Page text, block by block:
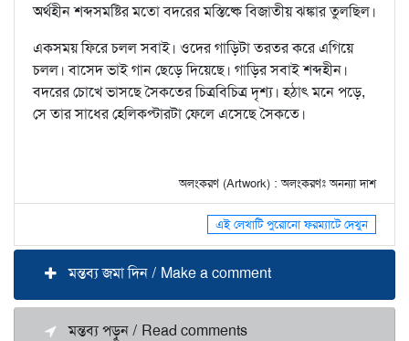
অর্থহীন শব্দসমষ্টির মতো বদরের মস্তিষ্কে বিজাতীয় ঝঙ্কার তুলছিল।
একসময় ফিরে চলল সবাই। ওদের গাড়িটা তরতর করে এগিয়ে
চলল। বাসেদ ভাই গান ছেড়ে দিয়েছে। গাড়ির সবাই শব্দহীন।
বদরের চোখে ভাসছে সৈকতের চিত্রবিচিত্র দৃশ্য। হঠাৎ মনে পড়ে,
সে তার সাধের হেলিকপ্টারটা ফেলে এসেছে সৈকতে।
অলংকরণ (Artwork) : অলংকরণঃ অনন্যা দাশ
এই লেখাটি পুরোনো ফরম্যাটে দেখুন
মন্তব্য জমা দিন / Make a comment
মন্তব্য পড়ুন / Read comments